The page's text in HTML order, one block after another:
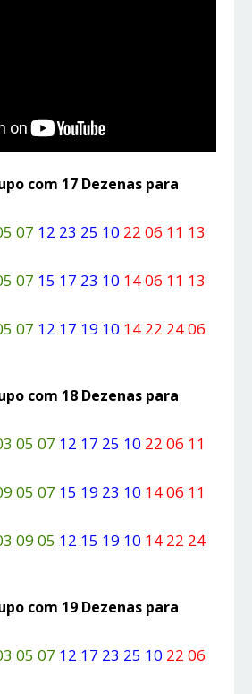
com 17 Dezenas para
07 12 23 25 10 22 06 11 13
07 15 17 23 10 14 06 11 13
07 12 17 19 10 14 22 24 06
com 18 Dezenas para
05 07 12 17 25 10 22 06 11
05 07 15 19 23 10 14 06 11
09 05 12 15 19 10 14 22 24
com 19 Dezenas para
05 07 12 17 23 25 10 22 06